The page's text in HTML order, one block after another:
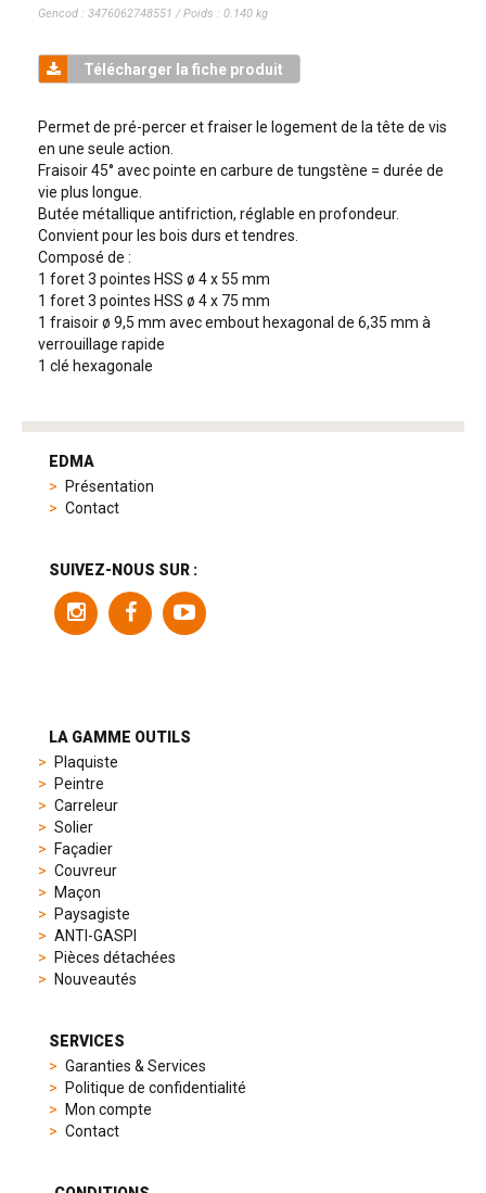
Gencod : 3476062748551 / Poids : 0.140 kg
Télécharger la fiche produit
Permet de pré-percer et fraiser le logement de la tête de vis
en une seule action.
Fraisoir 45° avec pointe en carbure de tungstène = durée de
vie plus longue.
Butée métallique antifriction, réglable en profondeur.
Convient pour les bois durs et tendres.
Composé de :
1 foret 3 pointes HSS ø 4 x 55 mm
1 foret 3 pointes HSS ø 4 x 75 mm
1 fraisoir ø 9,5 mm avec embout hexagonal de 6,35 mm à
verrouillage rapide
1 clé hexagonale
tag
product
sporty
chronographs
elegant
watches.
model
chosen
timeless
recreated
EDMA
Présentation
Contact
SUIVEZ-NOUS SUR :
LA GAMME OUTILS
Plaquiste
Peintre
Carreleur
Solier
Façadier
Couvreur
Maçon
Paysagiste
ANTI-GASPI
Pièces détachées
Nouveautés
SERVICES
Garanties & Services
Politique de confidentialité
Mon compte
Contact